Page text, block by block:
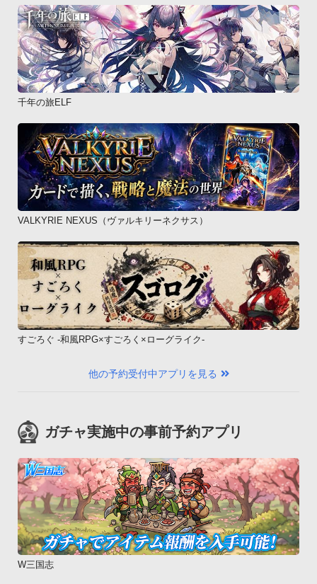
千年の旅ELF
VALKYRIE NEXUS（ヴァルキリーネクサス）
すごろぐ -和風RPG×すごろく×ローグライク-
他の予約受付中アプリを見る
ガチャ実施中の事前予約アプリ
W三国志